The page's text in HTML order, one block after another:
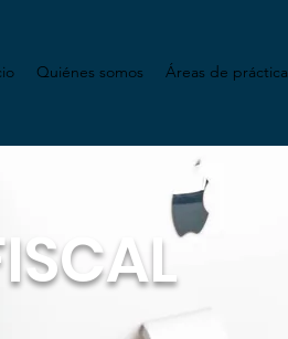
Quiénes somos Áreas de práctica